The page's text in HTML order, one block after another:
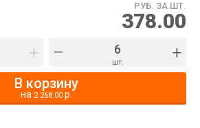
РУБ. ЗА ШТ.
378.00
+ – шт. +
В корзину
на 2 268.00р.